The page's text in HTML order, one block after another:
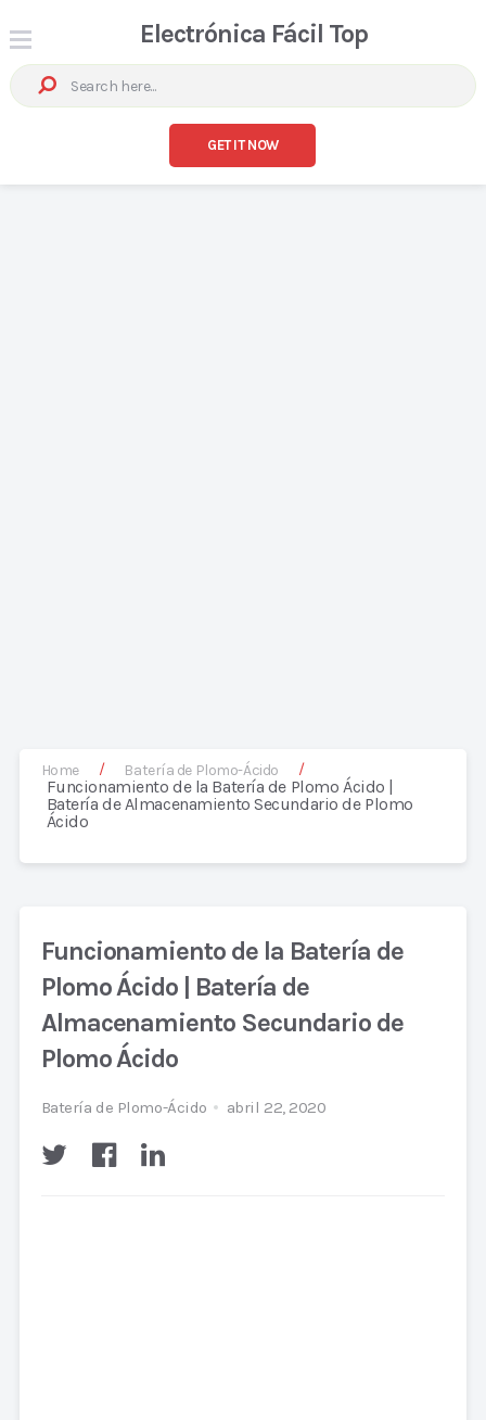
Electrónica Fácil Top
GET IT NOW
Home / Batería de Plomo-Ácido /
Funcionamiento de la Batería de Plomo Ácido |
Batería de Almacenamiento Secundario de Plomo
Ácido
Funcionamiento de la Batería de
Plomo Ácido | Batería de
Almacenamiento Secundario de
Plomo Ácido
Batería de Plomo-Ácido abril 22, 2020